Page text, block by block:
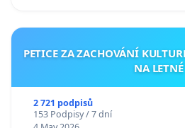
PETICE ZA ZACHOVÁNÍ
NA LETNÉ
2 721 podpisů
153 Podpisy / 7 dní